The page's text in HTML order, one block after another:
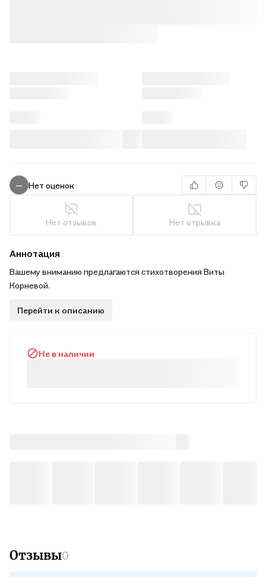
— Нет оценок
Нет отзывов Нет отрывка
Аннотация
Вашему вниманию предлагаются стихотворения Виты
Корневой.
Перейти к описанию
Не в наличии
Отзывы0